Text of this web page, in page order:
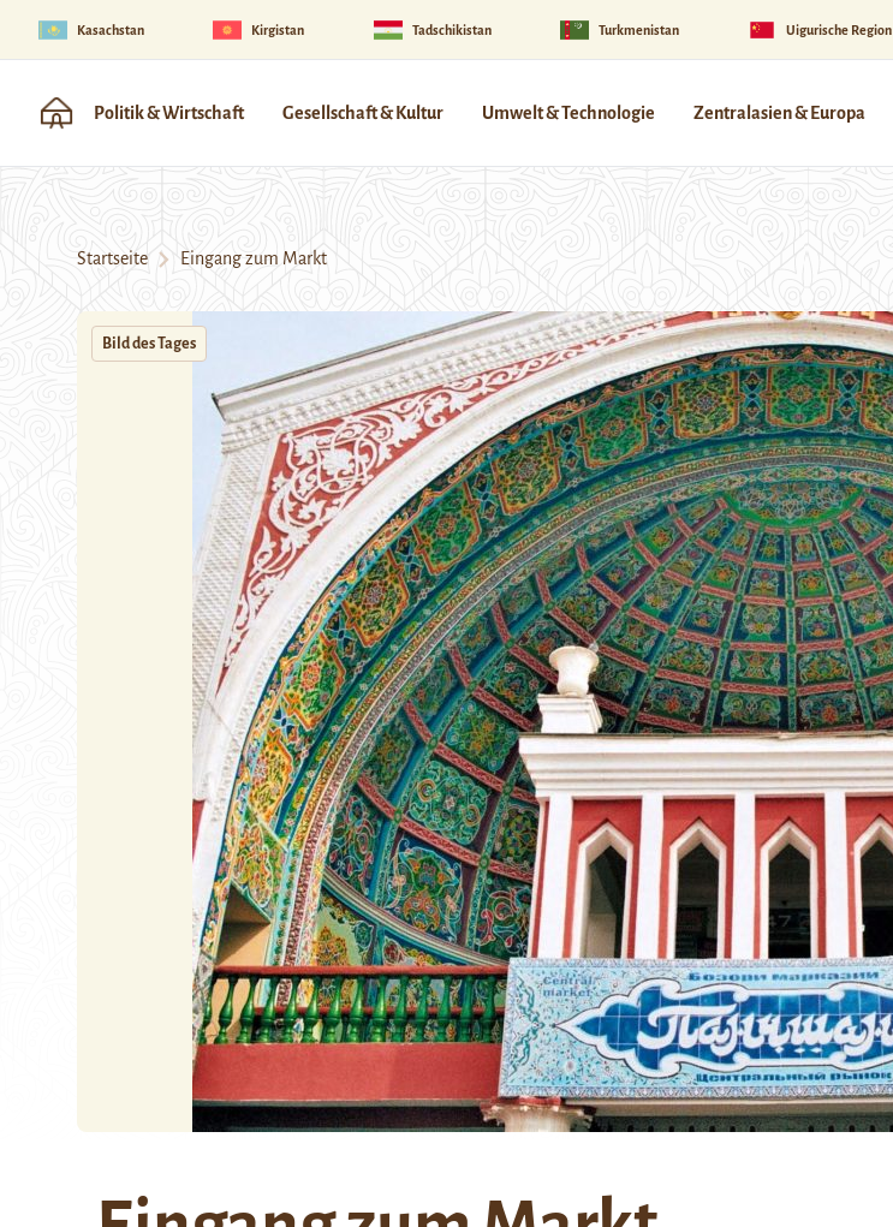
Kasachstan Kirgistan Tadschikistan Turkmenistan Uigurische Region
Politik & Wirtschaft Gesellschaft & Kultur Umwelt & Technologie Zentralasien & Europa
Startseite Eingang zum Markt
Bild des Tages